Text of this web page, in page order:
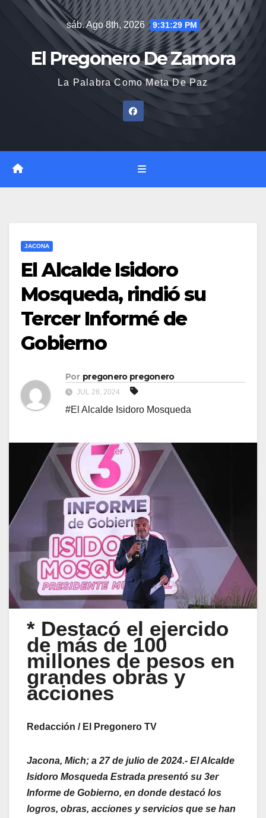
sáb. Ago 8th, 2026 9:31:30 PM
El Pregonero De Zamora
La Palabra Como Meta De Paz
JACONA
El Alcalde Isidoro
Mosqueda, rindió su
Tercer Informé de
Gobierno
Por pregonero pregonero
JUL 28, 2024
#El Alcalde Isidoro Mosqueda
* Destacó el ejercido
de más de 100
millones de pesos en
grandes obras y
acciones
Redacción / El Pregonero TV
Jacona, Mich; a 27 de julio de 2024.- El Alcalde
Isidoro Mosqueda Estrada presentó su 3er
Informe de Gobierno, en donde destacó los
logros, obras, acciones y servicios que se han